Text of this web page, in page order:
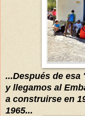
...Después de esa
y llegamos al
a construirse en
1965...